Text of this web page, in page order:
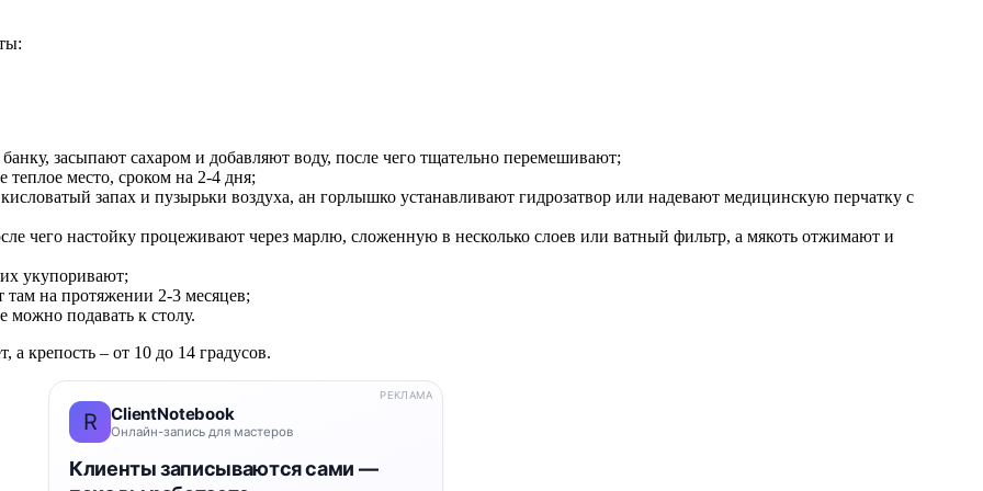
засыпают сахаром и добавляют воду, после чего тщательно перемешивают;
теплое место, сроком на 2-4 дня;
запах и пузырьки воздуха, ан горлышко устанавливают гидрозатвор или надевают медицинскую перчатку с
чего настойку процеживают через марлю, сложенную в несколько слоев или ватный фильтр, а мякоть отжимают и
укупоривают;
на протяжении 2-3 месяцев;
можно подавать к столу.
а крепость – от 10 до 14 градусов.
R ClientNotebook
Онлайн-запись для мастеров
Клиенты записываются сами —
РЕКЛАМА